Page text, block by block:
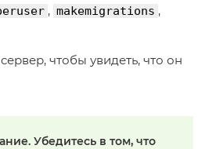
, makemigrations ,
чтобы увидеть, что он
Убедитесь в том, что